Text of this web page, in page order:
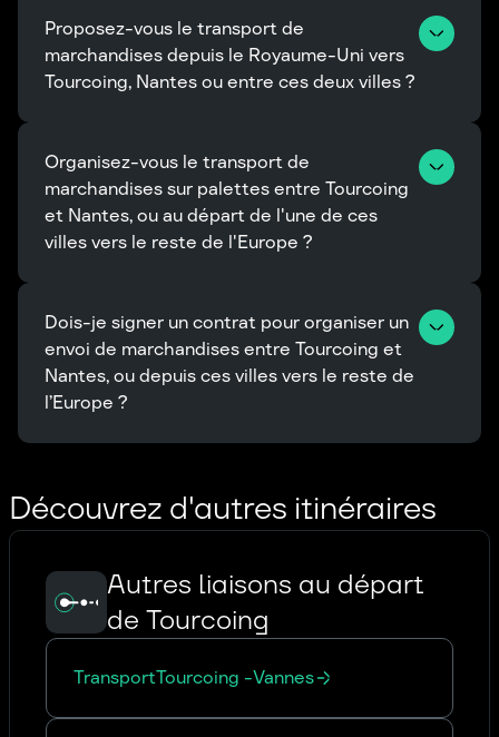
Proposez-vous le transport de
marchandises depuis le Royaume-Uni vers
Tourcoing, Nantes ou entre ces deux villes ?
Organisez-vous le transport de
marchandises sur palettes entre Tourcoing
et Nantes, ou au départ de l'une de ces
villes vers le reste de l'Europe ?
Dois-je signer un contrat pour organiser un
envoi de marchandises entre Tourcoing et
Nantes, ou depuis ces villes vers le reste de
l’Europe ?
Découvrez d'autres itinéraires
Autres liaisons au départ
de Tourcoing
TransportTourcoing -Vannes